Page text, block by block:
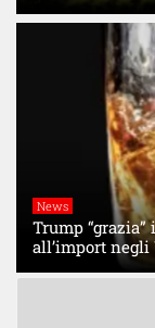
News
Trump
all’import negli